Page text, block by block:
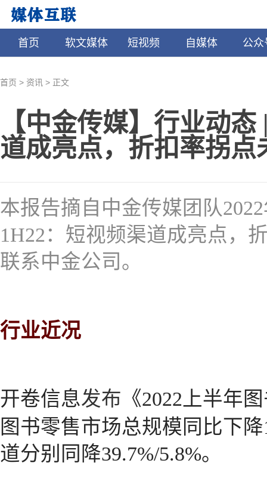
首页 软文媒体 短视频 自媒体 公众
首页 > 资讯 > 正文
【中金传媒】行业动
道成亮点，折扣率拐点
本报告摘自中金传媒团队
1H22 ：短视频渠道成亮点，
联系中金公司。
行业近况
开卷信息发布 《2022上半年
图书零售市场总规模同比下
道分别同降39.7%/5.8%。